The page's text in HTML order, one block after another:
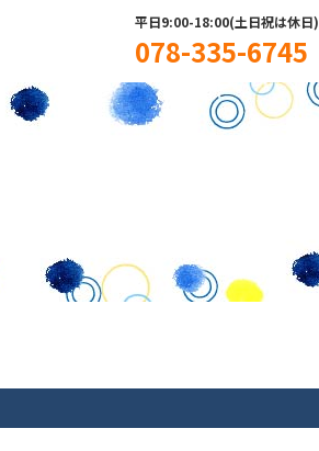
平日9:00-18:00(土日祝は休日)
078-335-6745